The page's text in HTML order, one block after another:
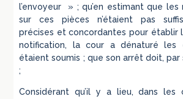
l’envoyeur » ; qu’en estimant que
sur ces pièces n’étaient pas
précises et concordantes pour établir
notification, la cour a dénaturé les
étaient soumis ; que son arrêt doit,
;
Considérant qu’il y a lieu, dans les